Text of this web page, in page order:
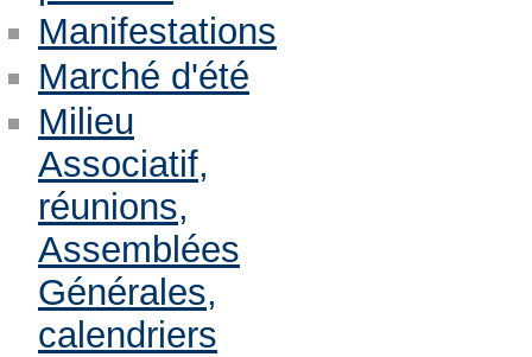
Manifestations
Marché d'été
Milieu
Associatif,
réunions,
Assemblées
Générales,
calendriers